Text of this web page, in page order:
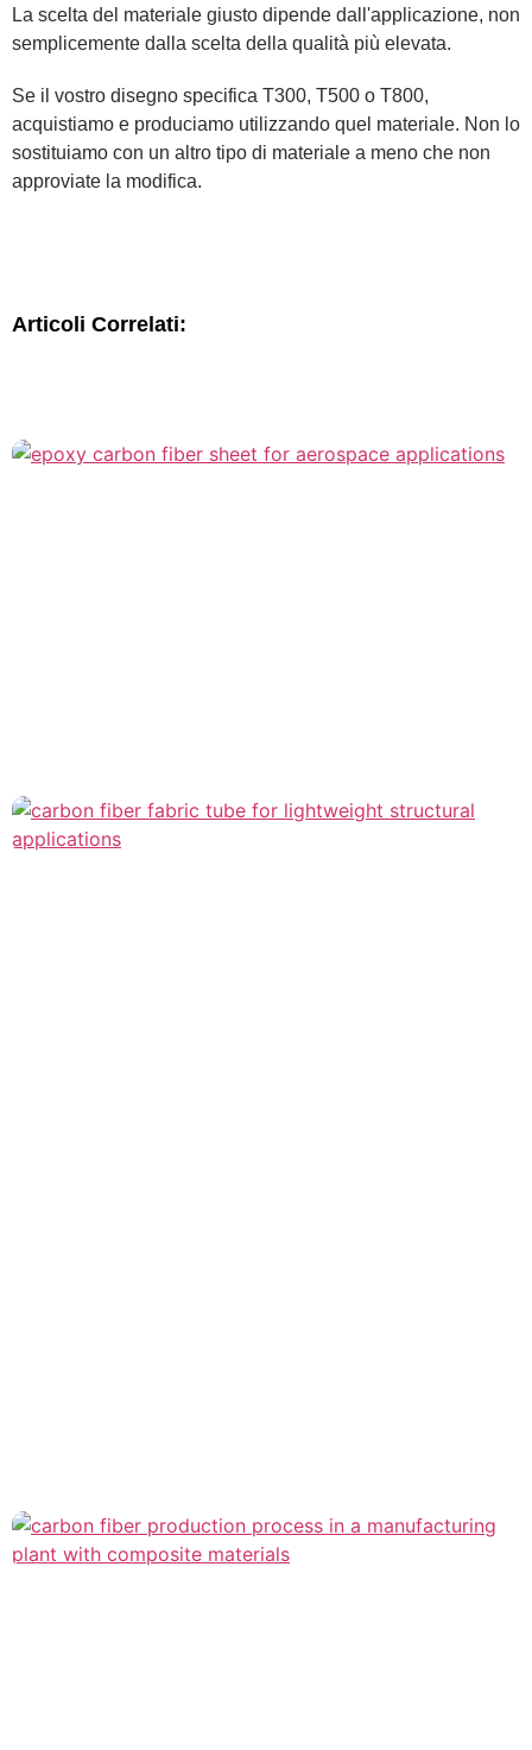
La scelta del materiale giusto dipende dall'applicazione, non
semplicemente dalla scelta della qualità più elevata.
Se il vostro disegno specifica T300, T500 o T800,
acquistiamo e produciamo utilizzando quel materiale. Non lo
sostituiamo con un altro tipo di materiale a meno che non
approviate la modifica.
Articoli Correlati: